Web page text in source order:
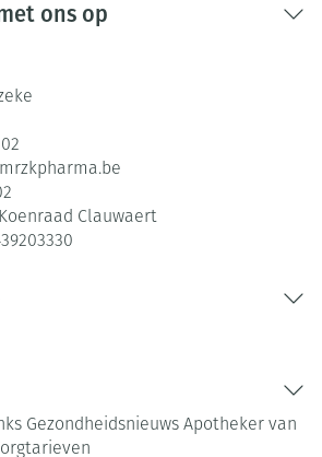
ons op
mrzkpharma.be
Koenraad Clauwaert
Gezondheidsnieuws Apotheker van